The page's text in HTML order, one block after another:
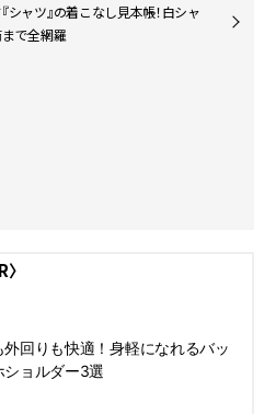
シャツ』の着こなし見本帳！白シャ
で全網羅
回りも快適！身軽になれるバッ
ショルダー3選